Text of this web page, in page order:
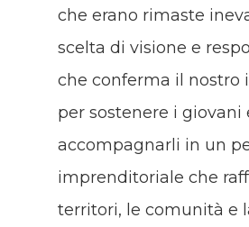
che erano rimaste
scelta di visione e
che conferma il nostro
per sostenere i giovani
accompagnarli in un
imprenditoriale che
territori, le comunità e